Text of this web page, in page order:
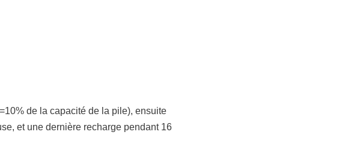
de la capacité de la pile), ensuite
et une dernière recharge pendant 16